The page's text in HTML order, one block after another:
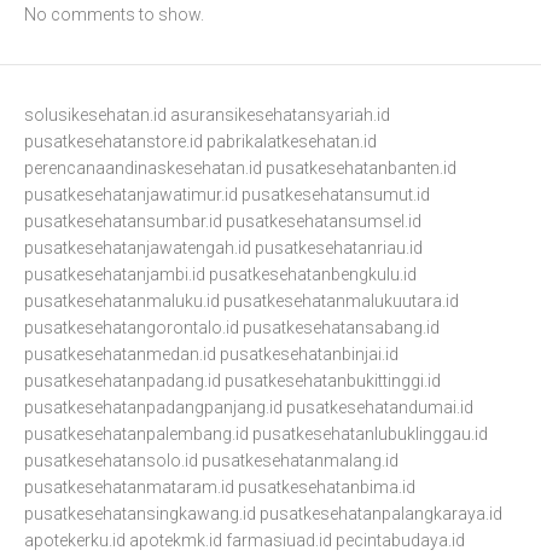
No comments to show.
solusikesehatan.id asuransikesehatansyariah.id
pusatkesehatanstore.id pabrikalatkesehatan.id
perencanaandinaskesehatan.id pusatkesehatanbanten.id
pusatkesehatanjawatimur.id pusatkesehatansumut.id
pusatkesehatansumbar.id pusatkesehatansumsel.id
pusatkesehatanjawatengah.id pusatkesehatanriau.id
pusatkesehatanjambi.id pusatkesehatanbengkulu.id
pusatkesehatanmaluku.id pusatkesehatanmalukuutara.id
pusatkesehatangorontalo.id pusatkesehatansabang.id
pusatkesehatanmedan.id pusatkesehatanbinjai.id
pusatkesehatanpadang.id pusatkesehatanbukittinggi.id
pusatkesehatanpadangpanjang.id pusatkesehatandumai.id
pusatkesehatanpalembang.id pusatkesehatanlubuklinggau.id
pusatkesehatansolo.id pusatkesehatanmalang.id
pusatkesehatanmataram.id pusatkesehatanbima.id
pusatkesehatansingkawang.id pusatkesehatanpalangkaraya.id
apotekerku.id apotekmk.id farmasiuad.id pecintabudaya.id